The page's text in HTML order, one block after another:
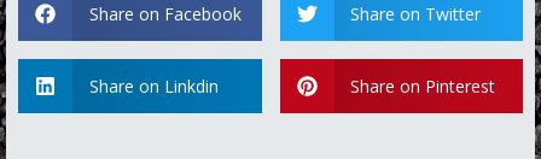
Share on Facebook Share on Twitter
Share on Linkdin Share on Pinterest